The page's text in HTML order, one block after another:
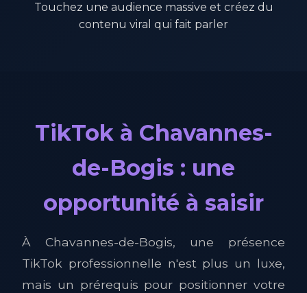
Touchez une audience massive et créez du
contenu viral qui fait parler
TikTok à Chavannes-
de-Bogis : une
opportunité à saisir
À Chavannes-de-Bogis, une présence
TikTok professionnelle n'est plus un luxe,
mais un prérequis pour positionner votre